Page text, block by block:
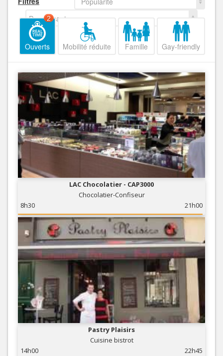
Decroissant
Ouverts
2
Mobilité réduite Famille Gay-friendly
LAC Chocolatier - CAP3000
Chocolatier-Confiseur
8h30
21h00
Pastry Plaisirs
Cuisine bistrot
14h00
22h45